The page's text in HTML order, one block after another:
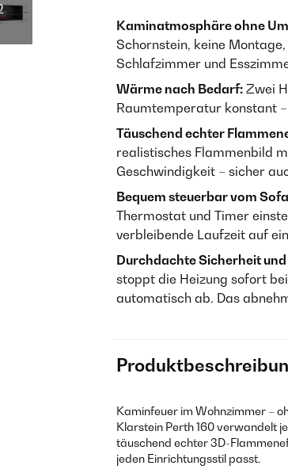
Kaminatmosphäre ohne
Schornstein, keine
Schlafzimmer und
Wärme nach Bedarf: Zwei
Raumtemperatur konstant
Täuschend echter
realistisches Flammenbild
Geschwindigkeit – sicher
Bequem steuerbar vom
Thermostat und Timer
verbleibende Laufzeit auf
Durchdachte Sicherheit
stoppt die Heizung sofort
automatisch ab. Das
Kaminfeuer im Wohnzimmer –
Klarstein Perth 160 verwandelt
täuschend echter 3D-
jeden Einrichtungsstil passt.